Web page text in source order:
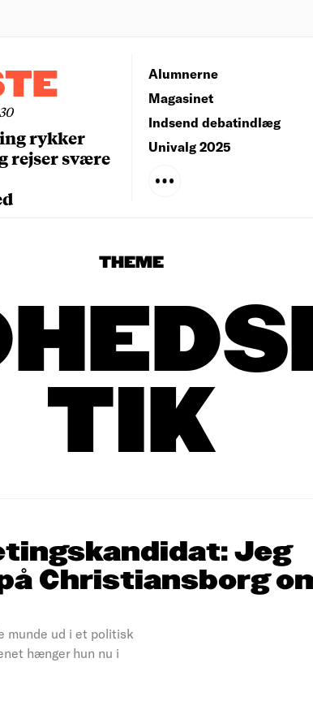
rykker
rejser svære
Alumnerne
Magasinet
Indsend debatindlæg
Univalg 2025
THEME
TIK
Jeg
Christiansborg
munde ud i et politisk
hænger hun nu i